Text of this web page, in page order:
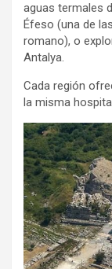
aguas termales
Éfeso (una de
romano), o
Antalya.
Cada región
la misma